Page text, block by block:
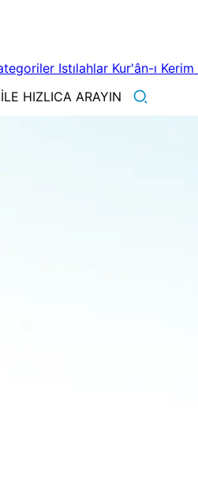
Istılahlar Kur'ân-ı Kerim
HIZLICA ARAYIN